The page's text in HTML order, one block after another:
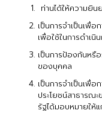
ท่านได้ให้ความยิ
เป็นการจำเป็นเ
เพื่อใช้ในการดำเ
เป็นการป้องกันห
ของบุคคล
เป็นการจำเป็นเพื่
ประโยชน์สาธารณ
รัฐได้มอบหมายให้